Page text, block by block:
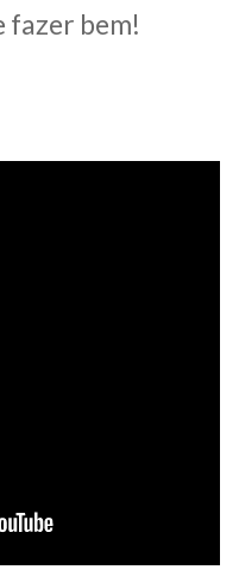
fazer bem!